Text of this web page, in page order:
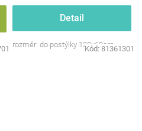
Detail
rozměr: do postýlky 120x60cm
Kód: 81361301